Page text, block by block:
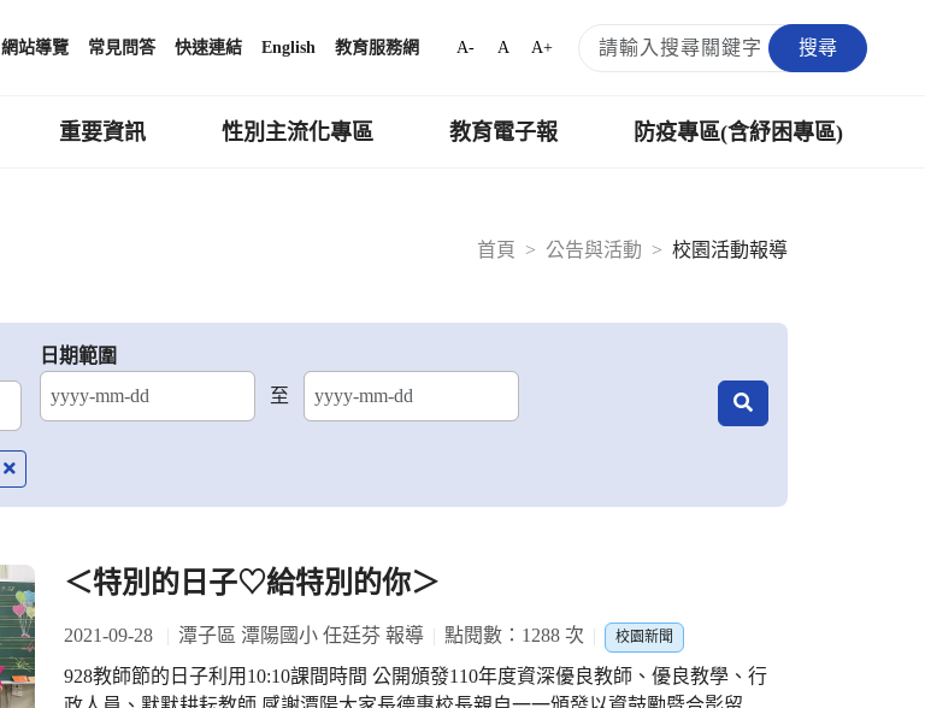
網站導覽 常見問答 快速連結 English 教育服務網 A- A A+ 搜尋
重要資訊 性別主流化專區 教育電子報 防疫專區(含紓困專區)
首頁
公告與活動 校園活動報導
日期範圍
至
結束日期
＜特別的日子♡給特別的你＞
2021-09-28 潭子區 潭陽國小 任廷芬 報導 點閱數：1288 次 校園新聞
928教師節的日子利用10:10課間時間 公開頒發110年度資深優良教師、優良教學、行